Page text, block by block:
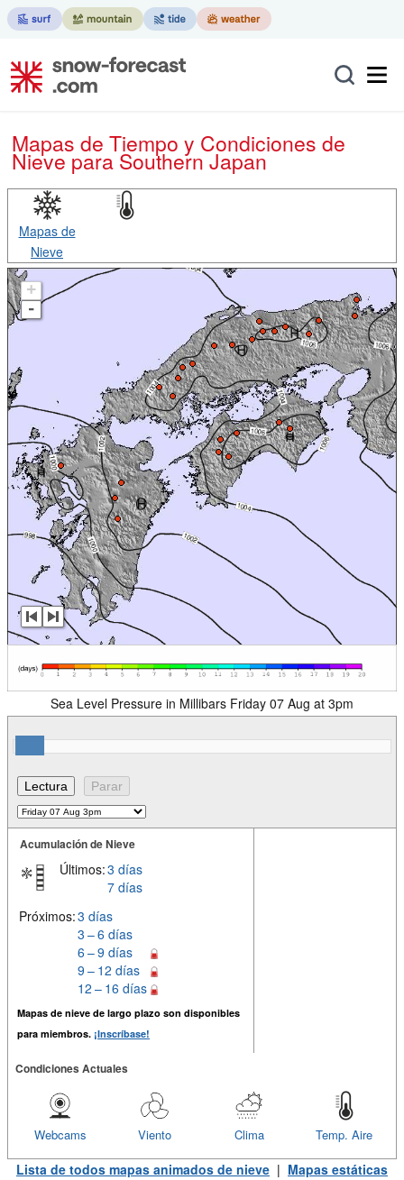
Mapas de Tiempo y Condiciones de
Nievepara Southern Japan
Mapas de
Nieve
+
-
Sea Level Pressure in Millibars Friday 07 Aug at 3pm
Acumulación de Nieve
Últimos:3 días
7 días
Próximos:3 días
3 – 6 días
6 – 9 días
9 – 12 días
12 – 16 días
Mapas de nieve de largo plazo son disponibles
para miembros. ¡Inscríbase!
Condiciones Actuales
Temp. Aire
Clima
Viento
Webcams
Lista de todos mapas animados de nieve | Mapas estáticas